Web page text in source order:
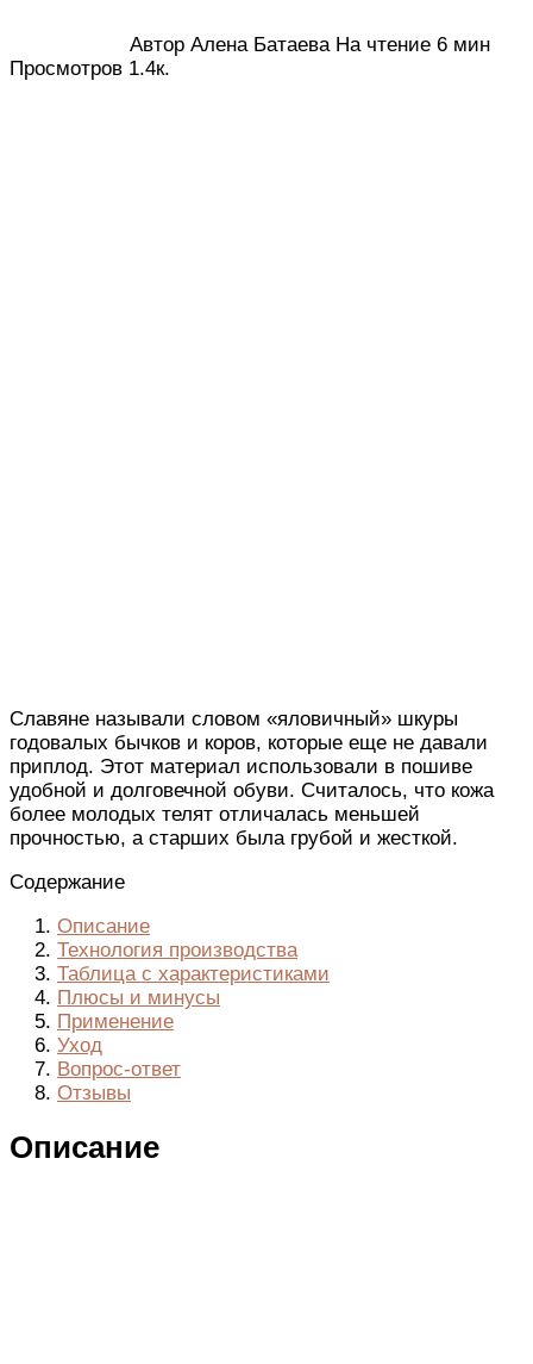
Автор Алена Батаева На чтение 6 мин
Просмотров 1.4к.
Славяне называли словом «яловичный» шкуры
годовалых бычков и коров, которые еще не давали
приплод. Этот материал использовали в пошиве
удобной и долговечной обуви. Считалось, что кожа
более молодых телят отличалась меньшей
прочностью, а старших была грубой и жесткой.
Содержание
Описание
Технология производства
Таблица с характеристиками
Плюсы и минусы
Применение
Уход
Вопрос-ответ
Отзывы
Описание